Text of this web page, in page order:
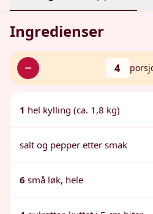
Ingredienser
4
1 hel kylling (ca. 1,8 kg)
salt og pepper etter smak
6 små løk, hele